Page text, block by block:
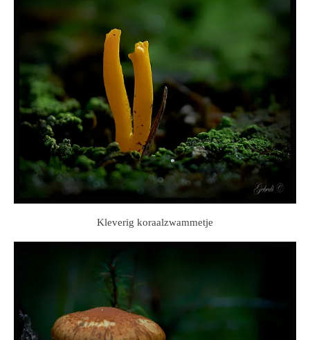
Kleverig koraalzwammetje